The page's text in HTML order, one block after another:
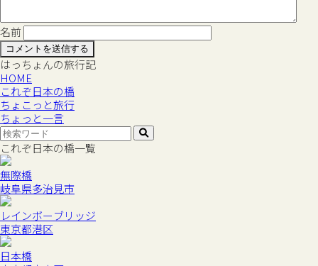
名前
はっちょんの旅行記
HOME
これぞ日本の橋
ちょこっと旅行
ちょっと一言
これぞ日本の橋一覧
無際橋
岐阜県多治見市
レインボーブリッジ
東京都港区
日本橋